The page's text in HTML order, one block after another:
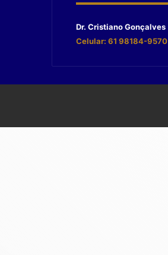
Dr. Cristiano Gonçalves
Celular: 61 98184-9570